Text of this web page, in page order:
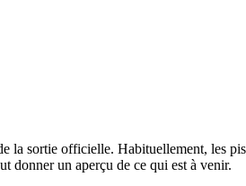
la sortie officielle. Habituellement, les
donner un aperçu de ce qui est à venir.